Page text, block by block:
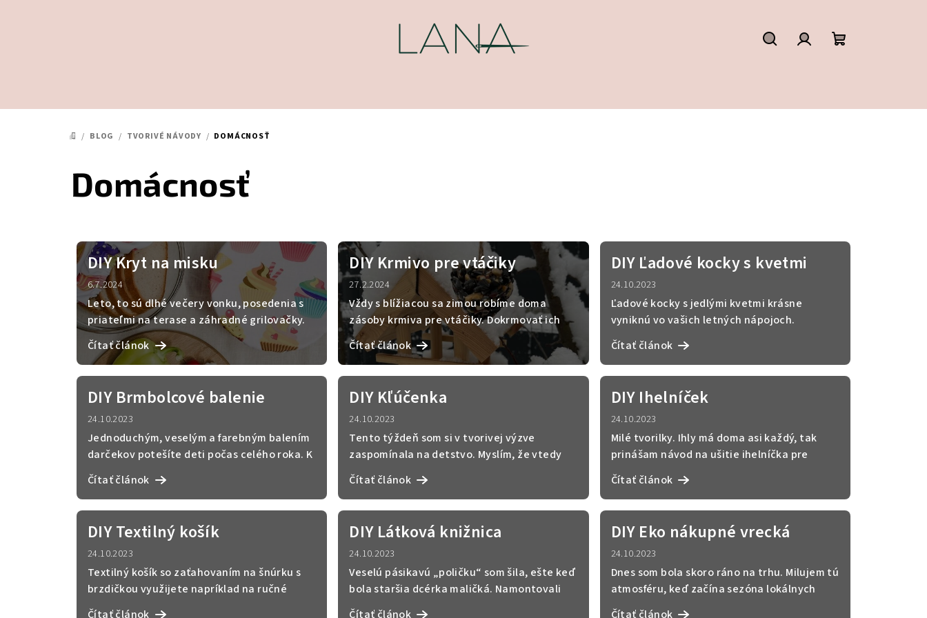
DOMOV
/ BLOG / TVORIVÉ NÁVODY / DOMÁCNOSŤ
Domácnosť
ý
p
i
s
č
l
o
v
DIY Kryt na misku
6.7.2024
Leto, to sú dlhé večery vonku, posedenia s
priateľmi na terase a záhradné grilovačky.
Dobré jedlo ži...
Čítať článok
DIY Krmivo pre vtáčiky
27.2.2024
Vždy s blížiacou sa zimou robíme doma
zásoby krmiva pre vtáčiky. Dokrmovať ich
začíname už na prelom...
Čítať článok
DIY Ľadové kocky s kvetmi
24.10.2023
Ľadové kocky s jedlými kvetmi krásne
vyniknú vo vašich letných nápojoch.
Videonávod nájdete tu na mo...
Čítať článok
DIY Brmbolcové balenie
24.10.2023
Jednoduchým, veselým a farebným balením
darčekov potešíte deti počas celého roka. K
narodeninám, men...
Čítať článok
DIY Kľúčenka
24.10.2023
Tento týždeň som si v tvorivej výzve
zaspomínala na detstvo. Myslím, že vtedy
som poslednýkrát videl...
Čítať článok
DIY Ihelníček
24.10.2023
Milé tvorilky. Ihly má doma asi každý, tak
prinášam návod na ušitie ihelníčka pre
radosť vlastnú, al...
Čítať článok
DIY Textilný košík
24.10.2023
Textilný košík so zaťahovaním na šnúrku s
brzdičkou využijete napríklad na ručné
práce. Týmto mojím ...
Čítať článok
DIY Látková knižnica
24.10.2023
Veselú pásikavú „poličku“ som šila, ešte keď
bola staršia dcérka maličká. Namontovali
sme ju tak, ab...
Čítať článok
DIY Eko nákupné vrecká
24.10.2023
Dnes som bola skoro ráno na trhu. Milujem tú
atmosféru, keď začína sezóna lokálnych
produktov. Krásn...
Čítať článok